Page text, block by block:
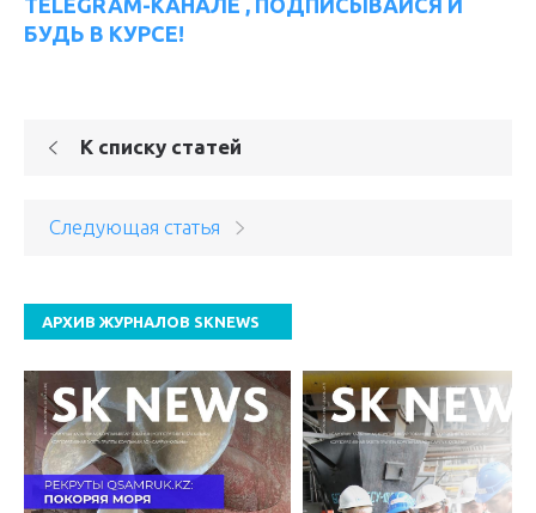
БУДЬ В КУРСЕ!
К списку статей
Следующая статья
АРХИВ ЖУРНАЛОВ SKNEWS